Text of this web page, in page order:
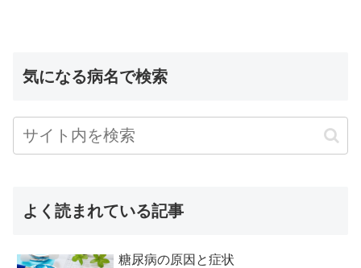
気になる病名で検索
よく読まれている記事
糖尿病の原因と症状